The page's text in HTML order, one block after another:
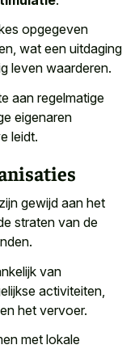
opgegeven
wat een uitdaging
leven waarderen.
aan regelmatige
eigenaren
leidt.
gewijd aan het
straten van de
van
activiteiten,
het vervoer.
met lokale